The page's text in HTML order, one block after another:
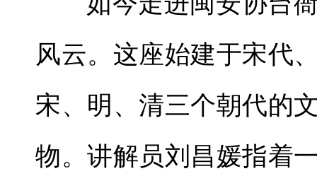
风云。这座始建于宋代
宋、明、清三个朝代的
物。讲解员刘昌媛指着